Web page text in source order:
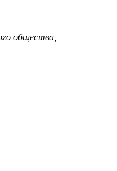
общества,